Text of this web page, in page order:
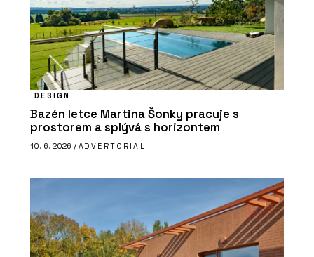
DESIGN
Bazén letce Martina Šonky pracuje s
prostorem a splývá s horizontem
10. 6. 2026 / ADVERTORIAL